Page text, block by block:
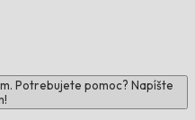
Potrebujete pomoc? Napíšte